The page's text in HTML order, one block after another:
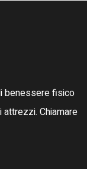
benessere fisico
Chiamare